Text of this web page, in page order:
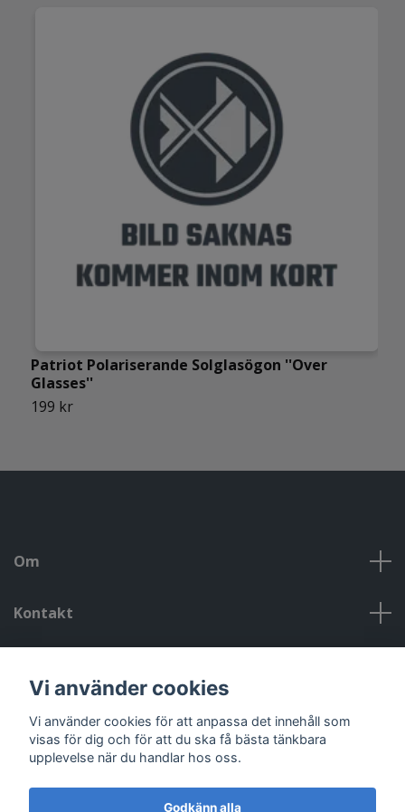
Patriot Polariserande Solglasögon ''Over
Glasses''
199 kr
Om
Kontakt
Sociala medier
Vi använder cookies
Vi använder cookies för att anpassa det innehåll som
visas för dig och för att du ska få bästa tänkbara
upplevelse när du handlar hos oss.
Godkänn alla